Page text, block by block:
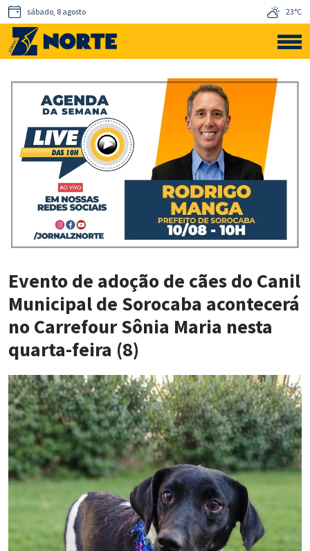
sábado, 8 agosto 23°C
Evento de adoção de cães do Canil
Municipal de Sorocaba acontecerá
no Carrefour Sônia Maria nesta
quarta-feira (8)